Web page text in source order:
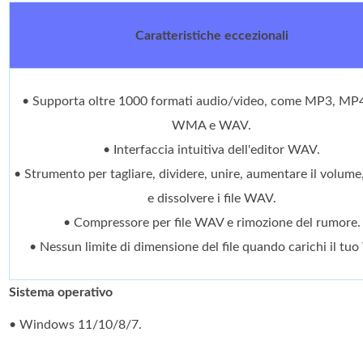
Caratteristiche eccezionali
• Supporta oltre 1000 formati audio/video, come MP3,
WMA e WAV.
• Interfaccia intuitiva dell'editor WAV.
• Strumento per tagliare, dividere, unire, aumentare il
e dissolvere i file WAV.
• Compressore per file WAV e rimozione del rumore.
• Nessun limite di dimensione del file quando carichi il tuo
Sistema operativo
• Windows 11/10/8/7.